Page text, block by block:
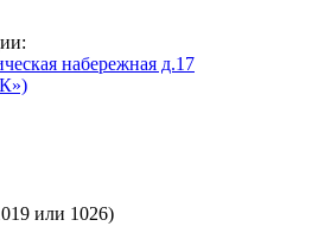
набережная д.17
или 1026)